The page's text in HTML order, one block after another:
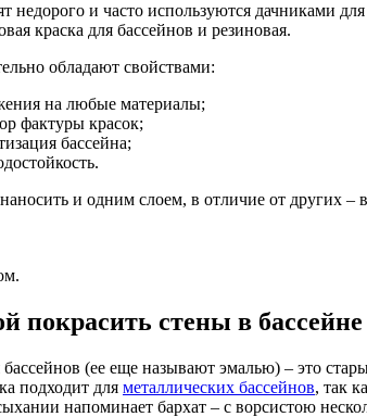
недорого и часто используются дачниками
краска для бассейнов и резиновая.
обладают свойствами:
на любые материалы;
фактуры красок;
бассейна;
и одним слоем, в отличие от других –
покрасить стены в бассейне
бассейнов (ее еще называют эмалью) – это
подходит для металлических бассейнов, так
напоминает бархат – с ворсистою